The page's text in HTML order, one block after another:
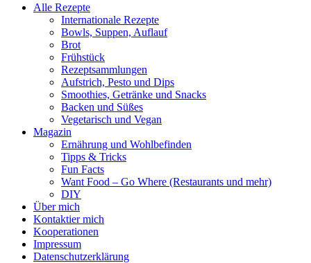
Alle Rezepte
Internationale Rezepte
Bowls, Suppen, Auflauf
Brot
Frühstück
Rezeptsammlungen
Aufstrich, Pesto und Dips
Smoothies, Getränke und Snacks
Backen und Süßes
Vegetarisch und Vegan
Magazin
Ernährung und Wohlbefinden
Tipps & Tricks
Fun Facts
Want Food – Go Where (Restaurants und mehr)
DIY
Über mich
Kontaktier mich
Kooperationen
Impressum
Datenschutzerklärung